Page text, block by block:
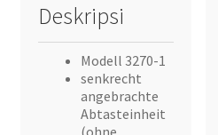
Deskripsi
Modell 3270-1
senkrecht
angebrachte
Abtasteinheit
(ohne